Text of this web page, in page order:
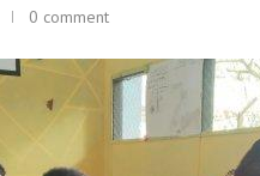
0 comment